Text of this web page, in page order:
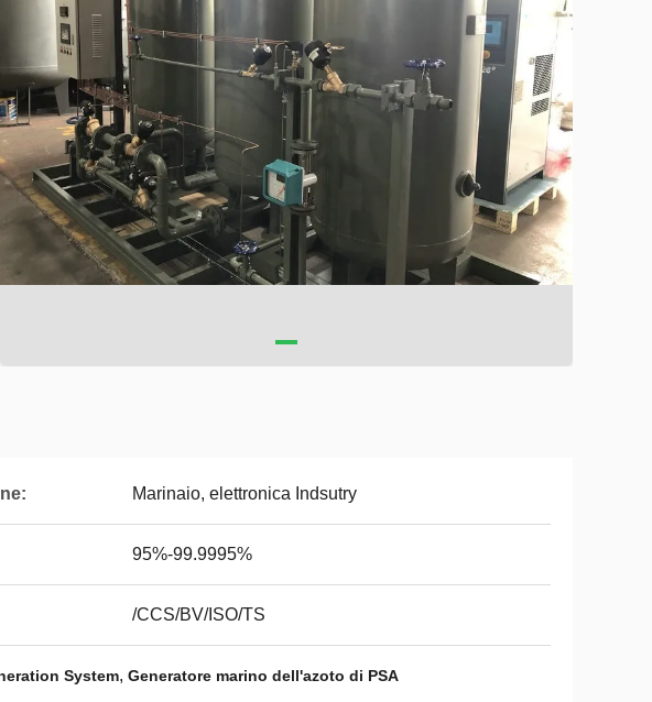
Marinaio, elettronica Indsutry
95%-99.9995%
/CCS/BV/ISO/TS
System, Generatore marino dell'azoto di PSA